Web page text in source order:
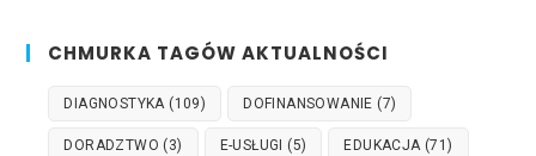
CHMURKA TAGÓW AKTUALNOŚCI
DIAGNOSTYKA(109) DOFINANSOWANIE (7)
DORADZTWO (3) E-USŁUGI (5) EDUKACJA(71)